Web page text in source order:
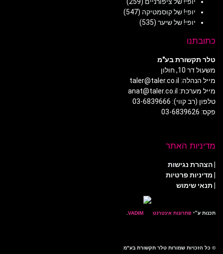
יופי! של קוסמטיקה (547)
יופי! של שיער (535)
כתובתנו
טלר תקשורת בע"מ
משעול דר 10, חולון
מייל הנהלה: taler@taler.co.il
מייל מערכת: anat@taler.co.il
טלפון (רב קווי): 03-6839666
פקס: 03-6839626
מדיניות האתר
הצהרת נגישות
מדיניות פרטיות
| תנאי שימוש
תכנות ע״י פתרונות אינטרנט
© כל הזכויות שמורות טלר תקשורת בע"מ